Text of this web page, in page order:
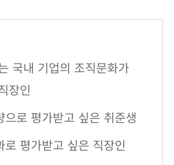
국내 기업의 조직문화가
장인
으로 평가받고 싶은 취준생
로 평가받고 싶은 직장인